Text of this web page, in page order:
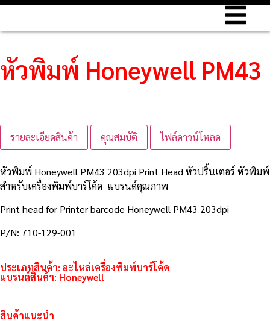
หัวพิมพ์ Honeywell PM43
รายละเอียดสินค้า คุณสมบัติ ไฟล์ดาวน์โหลด
หัวพิมพ์ Honeywell PM43 203dpi Print Head หัวปริ้นเตอร์ หัวพิมพ์
สำหรับเครื่องพิมพ์บาร์โค้ด แบรนด์คุณภาพ
Print head for Printer barcode Honeywell PM43 203dpi
P/N: 710-129-001
ประเภทสินค้า: อะไหล่เครื่องพิมพ์บาร์โค้ด
แบรนด์สินค้า: Honeywell
สินค้าแนะนำ